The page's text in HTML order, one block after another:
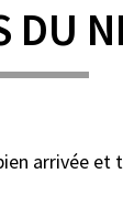
DU
arrivée